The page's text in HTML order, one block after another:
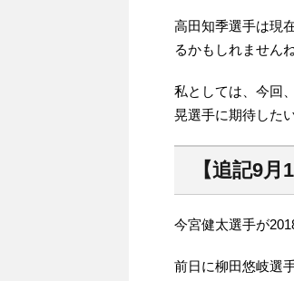
高田知季選手は現
るかもしれませんね
私としては、今回
晃選手に期待した
【追記9
今宮健太選手が
前日に柳田悠岐選